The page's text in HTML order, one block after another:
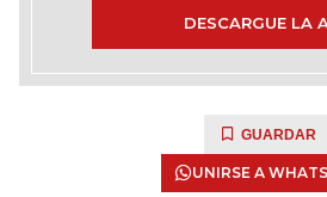
DESCARGUE LA
GUARDAR
UNIRSE A